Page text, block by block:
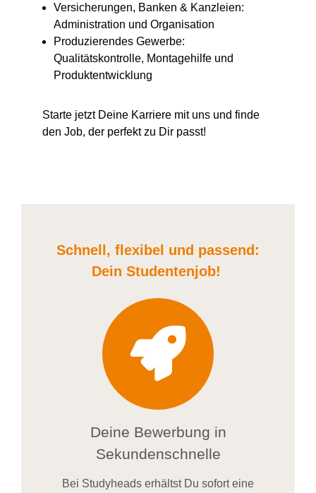
Versicherungen, Banken & Kanzleien:
Administration und Organisation
Produzierendes Gewerbe:
Qualitätskontrolle, Montagehilfe und
Produktentwicklung
Starte jetzt Deine Karriere mit uns und finde
den Job, der perfekt zu Dir passt!
Schnell, flexibel und passend:
Dein Studentenjob!
Deine Bewerbung in
Sekundenschnelle
Bei Studyheads erhältst Du sofort eine